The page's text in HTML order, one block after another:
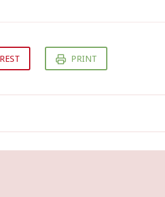
PRINT